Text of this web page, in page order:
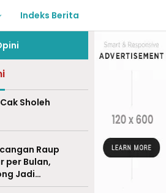
Indeks Berita
Sholeh
Raup
per Bulan,
Jadi